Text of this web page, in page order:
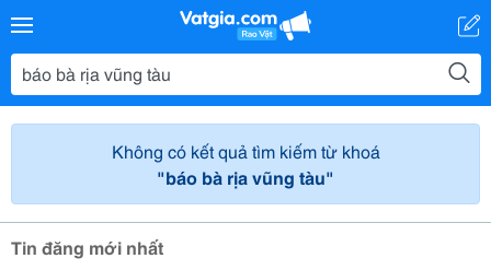
Không có kết quả tìm kiếm từ khoá
"báo bà rịa vũng tàu"
Tin đăng mới nhất